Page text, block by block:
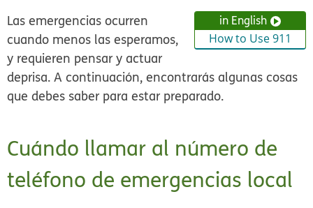
in English
How to Use 911
Las emergencias ocurren
cuando menos las esperamos,
y requieren pensar y actuar
deprisa. A continuación, encontrarás algunas cosas
que debes saber para estar preparado.
Cuándo llamar al número de
teléfono de emergencias local